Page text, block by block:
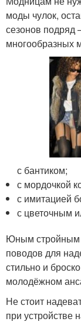
моды чулок,
сезонов подряд
многообразных
с бантиком;
с мордочкой
с имитацией
с цветочным
Юным стройным
поводов для
стильно и
молодёжном
Не стоит
при устройстве